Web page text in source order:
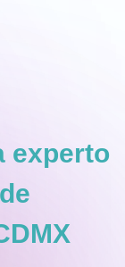
experto